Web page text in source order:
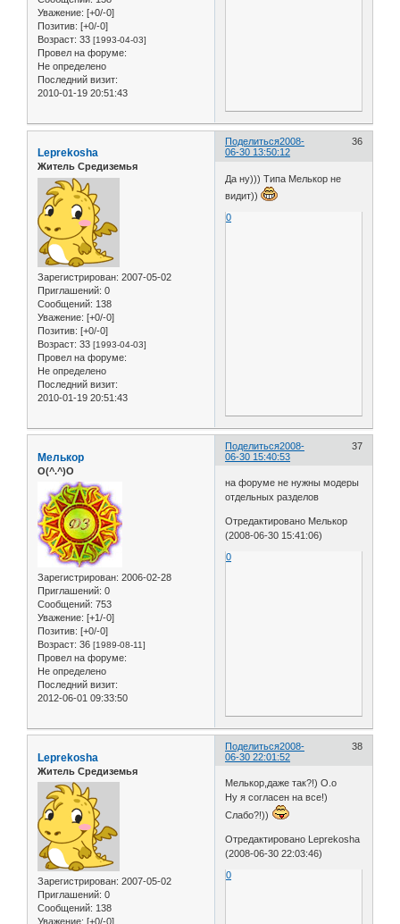
Уважение: [+0/-0]
Позитив: [+0/-0]
Возраст: 33 [1993-04-03]
Провел на форуме:
Не определено
Последний визит:
2010-01-19 20:51:43
Поделиться 36
2008-
06-30 13:50:12
Leprekosha
Житель Средиземья
Зарегистрирован: 2007-05-02
Приглашений: 0
Сообщений: 138
Уважение: [+0/-0]
Позитив: [+0/-0]
Возраст: 33 [1993-04-03]
Провел на форуме:
Не определено
Последний визит:
2010-01-19 20:51:43
Да ну))) Типа Мелькор не
видит))
0
Поделиться 37
2008-
06-30 15:40:53
Мелькор
O(^.^)O
Зарегистрирован: 2006-02-28
Приглашений: 0
Сообщений: 753
Уважение: [+1/-0]
Позитив: [+0/-0]
Возраст: 36 [1989-08-11]
Провел на форуме:
Не определено
Последний визит:
2012-06-01 09:33:50
на форуме не нужны модеры
отдельных разделов
Отредактировано Мелькор
(2008-06-30 15:41:06)
0
Поделиться 38
2008-
06-30 22:01:52
Leprekosha
Житель Средиземья
Зарегистрирован: 2007-05-02
Приглашений: 0
Сообщений: 138
Уважение: [+0/-0]
Мелькор,даже так?!) О.о
Ну я согласен на все!)
Слабо?!))
Отредактировано Leprekosha
(2008-06-30 22:03:46)
0